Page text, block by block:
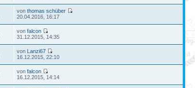
vonthomas schüber
20.04.2016, 16:17
vonfalcon
31.12.2015, 14:35
von Lanzi67
16.12.2015, 22:10
vonfalcon
16.12.2015, 14:14